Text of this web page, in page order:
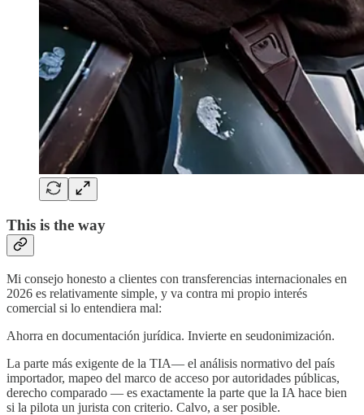
This is the way
Mi consejo honesto a clientes con transferencias internacionales en
2026 es relativamente simple, y va contra mi propio interés
comercial si lo entendiera mal:
Ahorra en documentación jurídica. Invierte en seudonimización.
La parte más exigente de la TIA— el análisis normativo del país
importador, mapeo del marco de acceso por autoridades públicas,
derecho comparado — es exactamente la parte que la IA hace bien
si la pilota un jurista con criterio. Calvo, a ser posible.